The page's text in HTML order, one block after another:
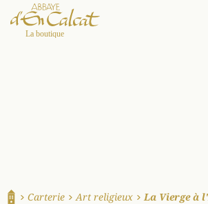
Carterie Art religieux La Vierge à